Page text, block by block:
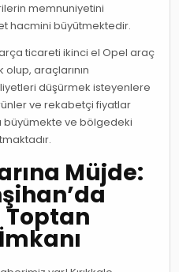
memnuniyetini
hacmini büyütmektedir.
ticareti ikinci el Opel araç
araçlarının
düşürmek isteyenlere
ve rekabetçi fiyatlar
büyümekte ve bölgedeki
Müjde:
Toptan